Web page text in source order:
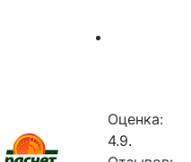
Оценка:
4.9.